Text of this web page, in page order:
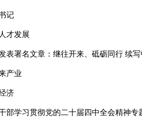
记
才发展
表署名文章：继往开来、砥砺同行 续
产业
济
部学习贯彻党的二十届四中全会精神专